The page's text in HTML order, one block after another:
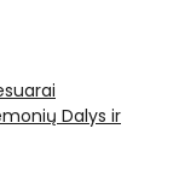
Dalys ir